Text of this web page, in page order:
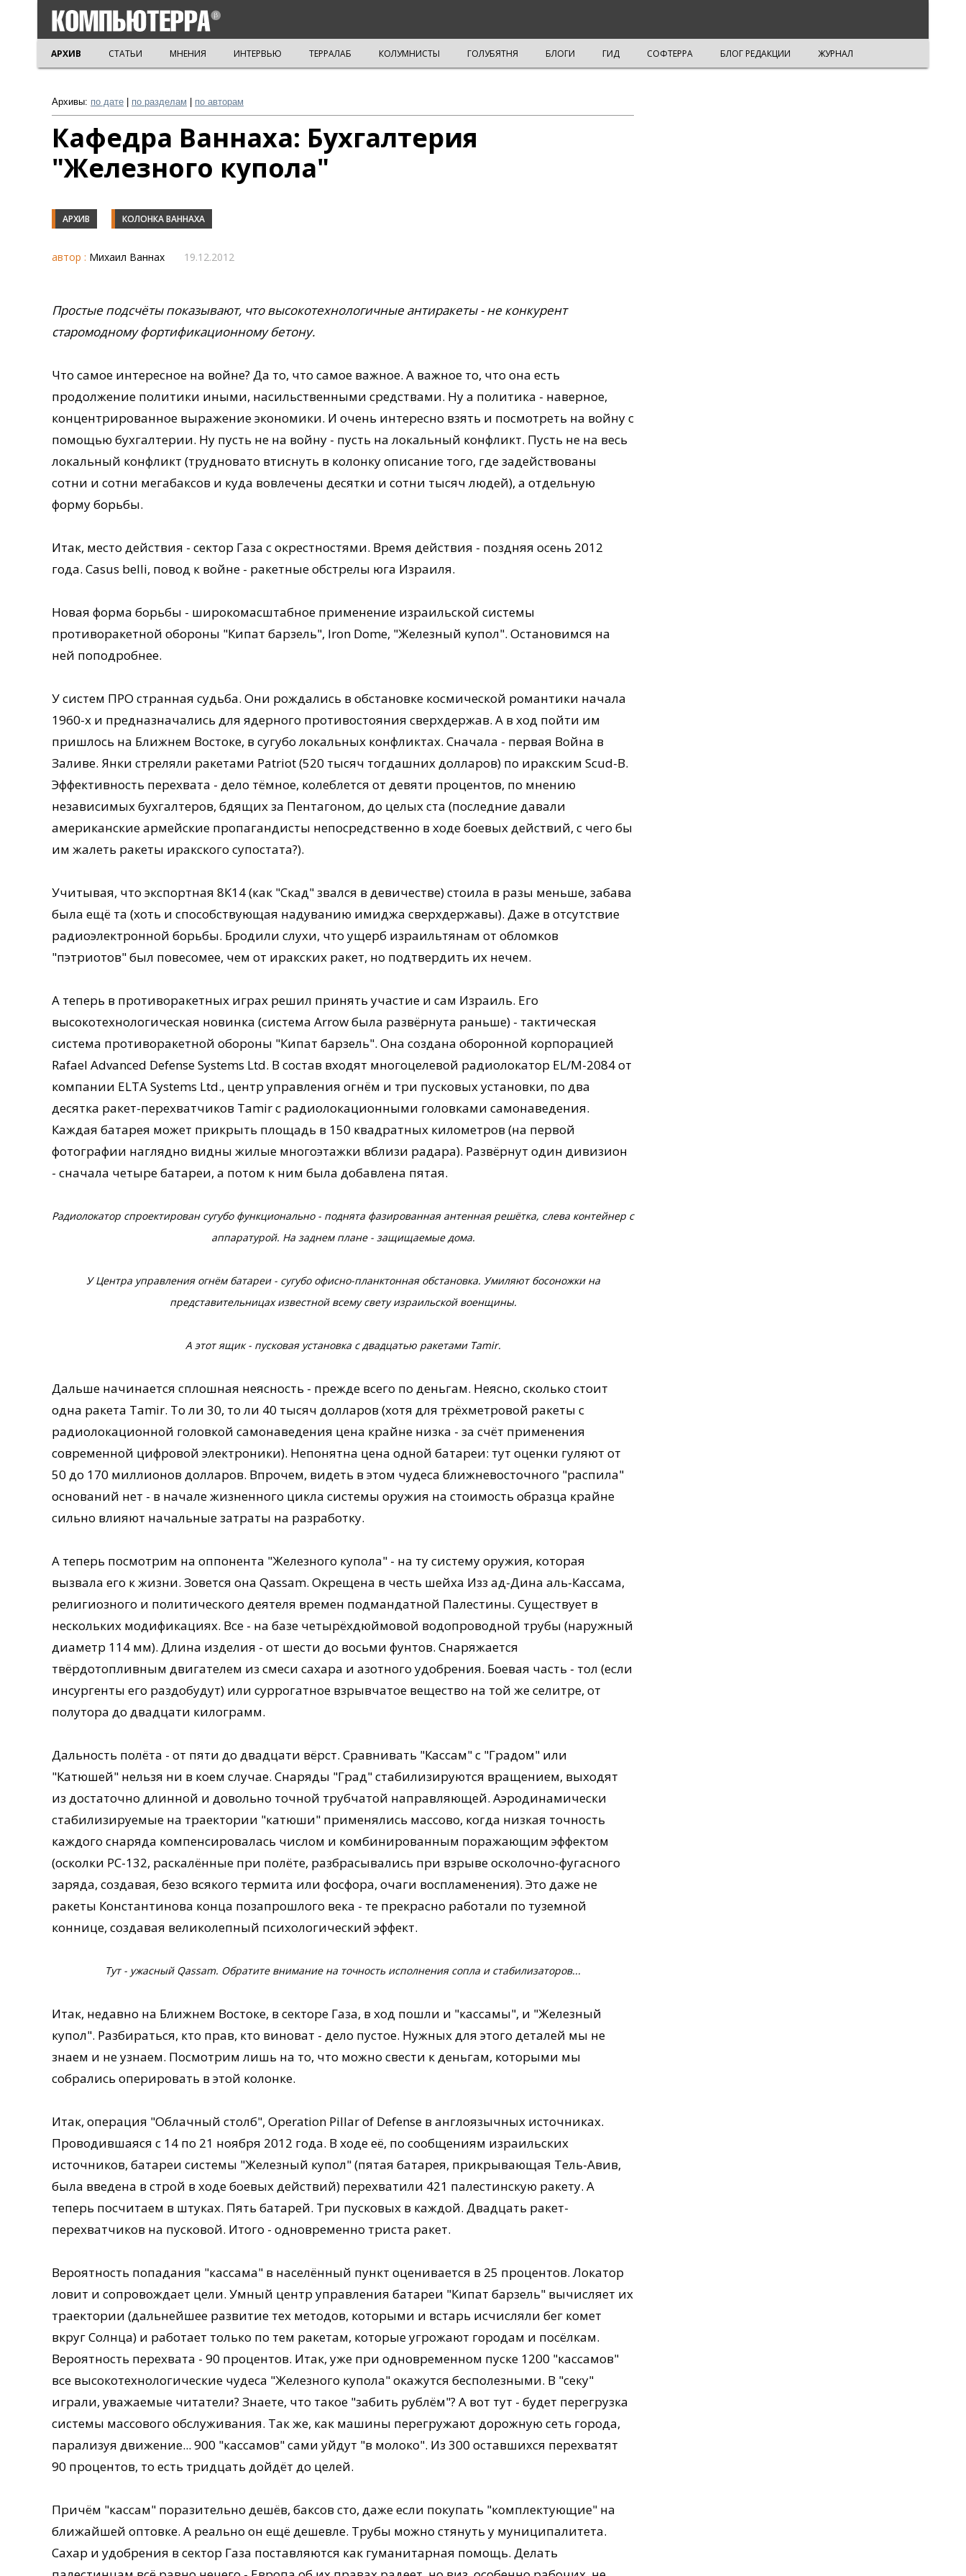
АРХИВ СТАТЬИ МНЕНИЯ ИНТЕРВЬЮ ТЕРРАЛАБ КОЛУМНИСТЫ ГОЛУБЯТНЯ БЛОГИ ГИД СОФТЕРРА БЛОГ РЕДАКЦИИ ЖУРНАЛ
Архивы: по дате по разделам по авторам
Кафедра Ваннаха: Бухгалтерия
"Железного купола"
АРХИВ КОЛОНКА ВАННАХА
автор : Михаил Ваннах 19.12.2012
Простые подсчёты показывают, что высокотехнологичные антиракеты - не конкурент
старомодному фортификационному бетону.
Что самое интересное на войне? Да то, что самое важное. А важное то, что она есть
продолжение политики иными, насильственными средствами. Ну а политика - наверное,
концентрированное выражение экономики. И очень интересно взять и посмотреть на войну с
помощью бухгалтерии. Ну пусть не на войну - пусть на локальный конфликт. Пусть не на весь
локальный конфликт (трудновато втиснуть в колонку описание того, где задействованы
сотни и сотни мегабаксов и куда вовлечены десятки и сотни тысяч людей), а отдельную
форму борьбы.
Итак, место действия - сектор Газа с окрестностями. Время действия - поздняя осень 2012
года. Casus belli, повод к войне - ракетные обстрелы юга Израиля.
Новая форма борьбы - широкомасштабное применение израильской системы
противоракетной обороны "Кипат барзель", Iron Dome, "Железный купол". Остановимся на
ней поподробнее.
У систем ПРО странная судьба. Они рождались в обстановке космической романтики начала
1960-х и предназначались для ядерного противостояния сверхдержав. А в ход пойти им
пришлось на Ближнем Востоке, в сугубо локальных конфликтах. Сначала - первая Война в
Заливе. Янки стреляли ракетами Patriot (520 тысяч тогдашних долларов) по иракским Scud-B.
Эффективность перехвата - дело тёмное, колеблется от девяти процентов, по мнению
независимых бухгалтеров, бдящих за Пентагоном, до целых ста (последние давали
американские армейские пропагандисты непосредственно в ходе боевых действий, с чего бы
им жалеть ракеты иракского супостата?).
Учитывая, что экспортная 8К14 (как "Скад" звался в девичестве) стоила в разы меньше, забава
была ещё та (хоть и способствующая надуванию имиджа сверхдержавы). Даже в отсутствие
радиоэлектронной борьбы. Бродили слухи, что ущерб израильтянам от обломков
"пэтриотов" был повесомее, чем от иракских ракет, но подтвердить их нечем.
А теперь в противоракетных играх решил принять участие и сам Израиль. Его
высокотехнологическая новинка (система Arrow была развёрнута раньше) - тактическая
система противоракетной обороны "Кипат барзель". Она создана оборонной корпорацией
Rafael Advanced Defense Systems Ltd. В состав входят многоцелевой радиолокатор EL/M-2084 от
компании ELTA Systems Ltd., центр управления огнём и три пусковых установки, по два
десятка ракет-перехватчиков Tamir с радиолокационными головками самонаведения.
Каждая батарея может прикрыть площадь в 150 квадратных километров (на первой
фотографии наглядно видны жилые многоэтажки вблизи радара). Развёрнут один дивизион
- сначала четыре батареи, а потом к ним была добавлена пятая.
Радиолокатор спроектирован сугубо функционально - поднята фазированная антенная решётка, слева контейнер с
аппаратурой. На заднем плане - защищаемые дома.
У Центра управления огнём батареи - сугубо офисно-планктонная обстановка. Умиляют босоножки на
представительницах известной всему свету израильской военщины.
А этот ящик - пусковая установка с двадцатью ракетами Tamir.
Дальше начинается сплошная неясность - прежде всего по деньгам. Неясно, сколько стоит
одна ракета Tamir. То ли 30, то ли 40 тысяч долларов (хотя для трёхметровой ракеты с
радиолокационной головкой самонаведения цена крайне низка - за счёт применения
современной цифровой электроники). Непонятна цена одной батареи: тут оценки гуляют от
50 до 170 миллионов долларов. Впрочем, видеть в этом чудеса ближневосточного "распила"
оснований нет - в начале жизненного цикла системы оружия на стоимость образца крайне
сильно влияют начальные затраты на разработку.
А теперь посмотрим на оппонента "Железного купола" - на ту систему оружия, которая
вызвала его к жизни. Зовется она Qassam. Окрещена в честь шейха Изз ад-Дина аль-Кассама,
религиозного и политического деятеля времен подмандатной Палестины. Существует в
нескольких модификациях. Все - на базе четырёхдюймовой водопроводной трубы (наружный
диаметр 114 мм). Длина изделия - от шести до восьми фунтов. Снаряжается
твёрдотопливным двигателем из смеси сахара и азотного удобрения. Боевая часть - тол (если
инсургенты его раздобудут) или суррогатное взрывчатое вещество на той же селитре, от
полутора до двадцати килограмм.
Дальность полёта - от пяти до двадцати вёрст. Сравнивать "Кассам" с "Градом" или
"Катюшей" нельзя ни в коем случае. Снаряды "Град" стабилизируются вращением, выходят
из достаточно длинной и довольно точной трубчатой направляющей. Аэродинамически
стабилизируемые на траектории "катюши" применялись массово, когда низкая точность
каждого снаряда компенсировалась числом и комбинированным поражающим эффектом
(осколки РС-132, раскалённые при полёте, разбрасывались при взрыве осколочно-фугасного
заряда, создавая, безо всякого термита или фосфора, очаги воспламенения). Это даже не
ракеты Константинова конца позапрошлого века - те прекрасно работали по туземной
коннице, создавая великолепный психологический эффект.
Тут - ужасный Qassam. Обратите внимание на точность исполнения сопла и стабилизаторов...
Итак, недавно на Ближнем Востоке, в секторе Газа, в ход пошли и "кассамы", и "Железный
купол". Разбираться, кто прав, кто виноват - дело пустое. Нужных для этого деталей мы не
знаем и не узнаем. Посмотрим лишь на то, что можно свести к деньгам, которыми мы
собрались оперировать в этой колонке.
Итак, операция "Облачный столб", Operation Pillar of Defense в англоязычных источниках.
Проводившаяся с 14 по 21 ноября 2012 года. В ходе её, по сообщениям израильских
источников, батареи системы "Железный купол" (пятая батарея, прикрывающая Тель-Авив,
была введена в строй в ходе боевых действий) перехватили 421 палестинскую ракету. А
теперь посчитаем в штуках. Пять батарей. Три пусковых в каждой. Двадцать ракет-
перехватчиков на пусковой. Итого - одновременно триста ракет.
Вероятность попадания "кассама" в населённый пункт оценивается в 25 процентов. Локатор
ловит и сопровождает цели. Умный центр управления батареи "Кипат барзель" вычисляет их
траектории (дальнейшее развитие тех методов, которыми и встарь исчисляли бег комет
вкруг Солнца) и работает только по тем ракетам, которые угрожают городам и посёлкам.
Вероятность перехвата - 90 процентов. Итак, уже при одновременном пуске 1200 "кассамов"
все высокотехнологические чудеса "Железного купола" окажутся бесполезными. В "секу"
играли, уважаемые читатели? Знаете, что такое "забить рублём"? А вот тут - будет перегрузка
системы массового обслуживания. Так же, как машины перегружают дорожную сеть города,
парализуя движение... 900 "кассамов" сами уйдут "в молоко". Из 300 оставшихся перехватят
90 процентов, то есть тридцать дойдёт до целей.
Причём "кассам" поразительно дешёв, баксов сто, даже если покупать "комплектующие" на
ближайшей оптовке. А реально он ещё дешевле. Трубы можно стянуть у муниципалитета.
Сахар и удобрения в сектор Газа поставляются как гуманитарная помощь. Делать